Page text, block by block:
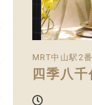
MRT中山駅2
四季八